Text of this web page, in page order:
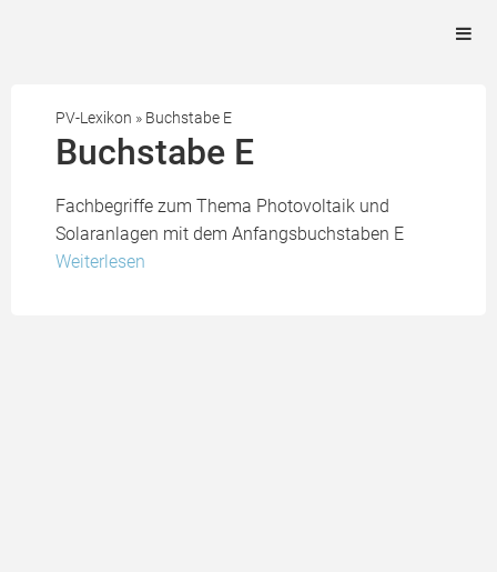
PV-Lexikon » Buchstabe E
Buchstabe E
Fachbegriffe zum Thema Photovoltaik und
Solaranlagen mit dem Anfangsbuchstaben E
Weiterlesen